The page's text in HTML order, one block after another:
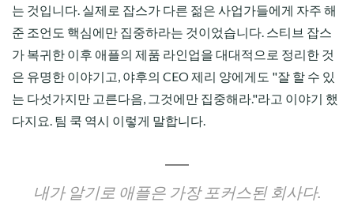
는 것입니다. 실제로 잡스가 다른 젊은 사업가들에게 자주 해
준 조언도 핵심에만 집중하라는 것이었습니다. 스티브 잡스
가 복귀한 이후 애플의 제품 라인업을 대대적으로 정리한 것
은 유명한 이야기고, 야후의 CEO 제리 양에게도 "잘 할 수 있
는 다섯가지만 고른다음, 그것에만 집중해라."라고 이야기 했
다지요. 팀 쿡 역시 이렇게 말합니다.
내가 알기로 애플은 가장 포커스된 회사다.